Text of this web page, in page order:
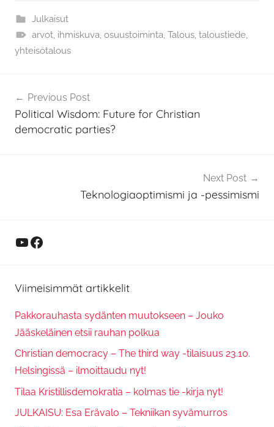
Julkaisut
arvot, ihmiskuva, osuustoiminta, Talous, taloustiede,
yhteisötalous
selaus
Previous Post
Political Wisdom: Future for Christian
democratic parties?
Next Post
Teknologiaoptimismi ja -pessimismi
YouTube
Facebook
Viimeisimmät artikkelit
Pakkorauhasta sydänten muutokseen – Jouko
Jääskeläinen etsii rauhan polkua
Christian democracy – The third way -tilaisuus 23.10.
Helsingissä – ilmoittaudu nyt!
Tilaa Kristillisdemokratia – kolmas tie -kirja nyt!
JULKAISU: Esa Erävalo – Tekniikan syvämurros